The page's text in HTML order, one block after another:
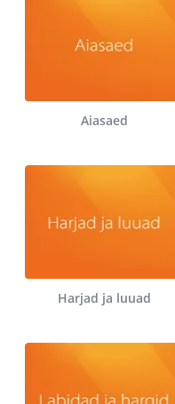
Aiasaed
Harjad ja luuad